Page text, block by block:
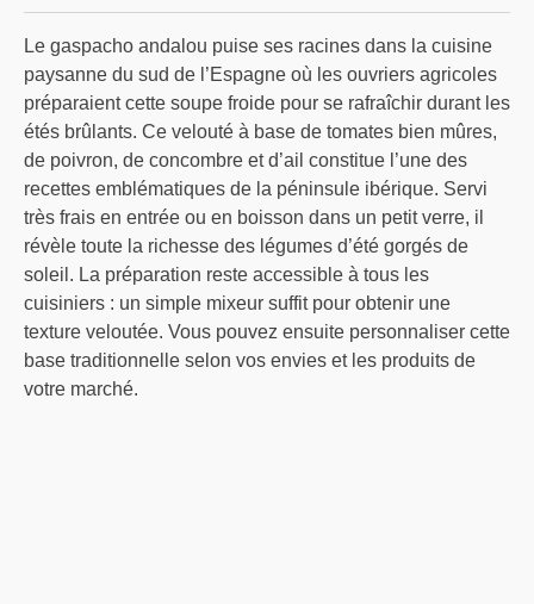
Le gaspacho andalou puise ses racines dans la cuisine
paysanne du sud de l’Espagne où les ouvriers agricoles
préparaient cette soupe froide pour se rafraîchir durant les
étés brûlants. Ce velouté à base de tomates bien mûres,
de poivron, de concombre et d’ail constitue l’une des
recettes emblématiques de la péninsule ibérique. Servi
très frais en entrée ou en boisson dans un petit verre, il
révèle toute la richesse des légumes d’été gorgés de
soleil. La préparation reste accessible à tous les
cuisiniers : un simple mixeur suffit pour obtenir une
texture veloutée. Vous pouvez ensuite personnaliser cette
base traditionnelle selon vos envies et les produits de
votre marché.